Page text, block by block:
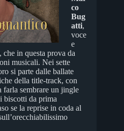
co
Bug
atti,
voce
e
, che in questa prova da
musicali. Nei sette
si parte dalle ballate
della title-track, con
sembrare un jingle
biscotti da prima
se la reprise in coda al